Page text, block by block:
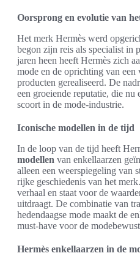
Oorsprong en evolutie van
Het merk Hermès werd
begon zijn reis als specialist in
jaren heen heeft Hermès zich
mode en de oprichting van
producten gerealiseerd. De
een groeiende reputatie, die nu
scoort in de mode-industrie.
Iconische modellen in de tijd
In de loop van de tijd heeft
modellen van enkellaarzen
alleen een weerspiegeling van
rijke geschiedenis van het
verhaal en staat voor de
uitdraagt. De combinatie van
hedendaagse mode maakt de
must-have voor de
Hermès enkellaarzen in de